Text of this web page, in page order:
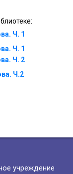
Ч. 1
Ч. 1
Ч. 2
Ч.2
учреждение